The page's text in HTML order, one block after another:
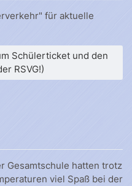
für aktuelle
Schülerticket und den
RSVG!)
Gesamtschule hatten trotz
viel Spaß bei der